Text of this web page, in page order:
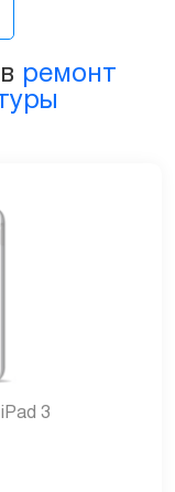
ремонт
3